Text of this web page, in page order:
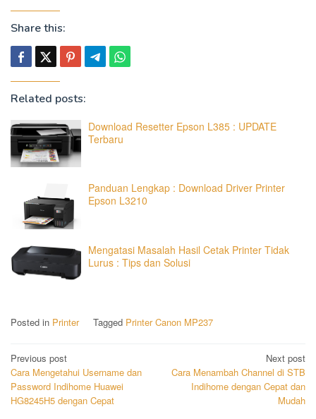
Share this:
Related posts:
Download Resetter Epson L385 : UPDATE
Terbaru
Panduan Lengkap : Download Driver Printer
Epson L3210
Mengatasi Masalah Hasil Cetak Printer Tidak
Lurus : Tips dan Solusi
Posted in Printer Tagged Printer Canon MP237
Post
navigation
Previous post
Cara Mengetahui Username dan
Password Indihome Huawei
HG8245H5 dengan Cepat
Next post
Cara Menambah Channel di STB
Indihome dengan Cepat dan
Mudah